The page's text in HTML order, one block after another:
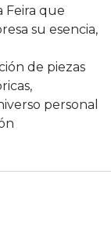
Feira que
su esencia,
de piezas
personal